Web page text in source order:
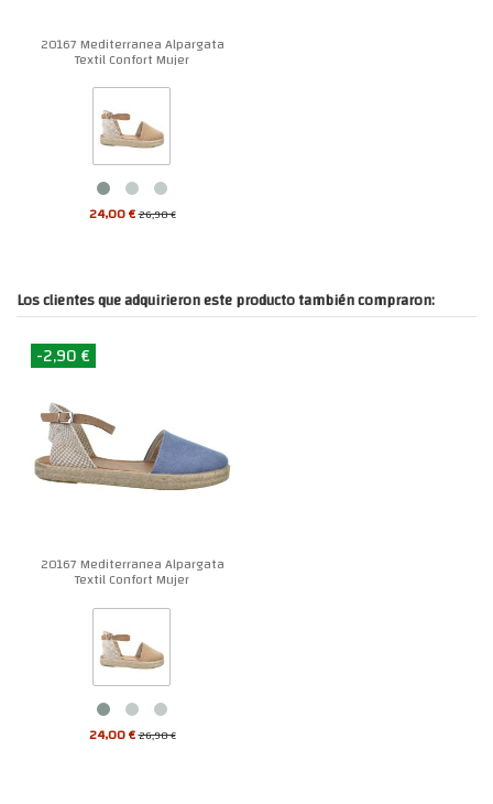
20167 Mediterranea Alpargata
Textil Confort Mujer
24,00 €26,90 €
Los clientes que adquirieron este producto también compraron:
-2,90 €
20167 Mediterranea Alpargata
Textil Confort Mujer
24,00 €26,90 €